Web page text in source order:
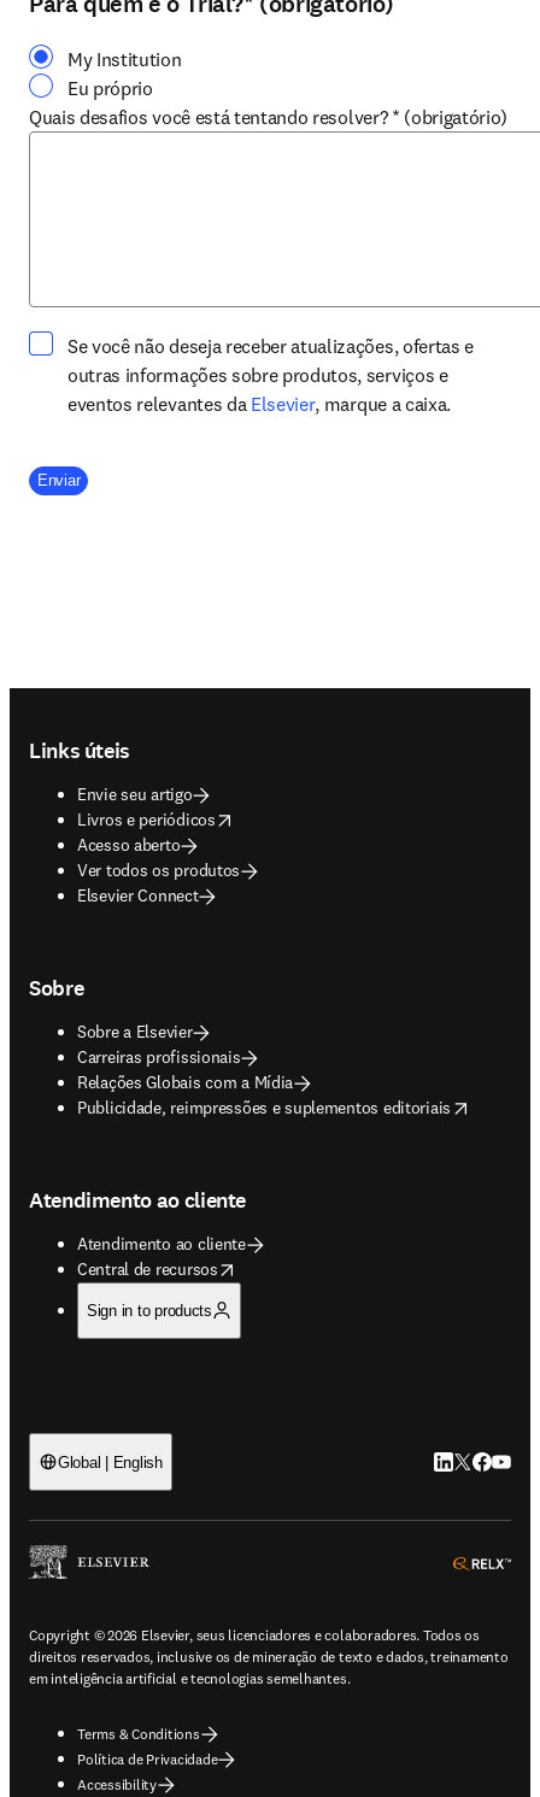
My Institution
Eu próprio
Quais desafios você está tentando resolver? * (obrigatório)
Se você não deseja receber atualizações, ofertas e
outras informações sobre produtos, serviços e
eventos relevantes da Elsevieropens in new tab/window
, marque a caixa.
Company Division
Enviar
Links úteis
Envie seu artigo
Livros e periódicos
opens in new tab/window
Acesso aberto
Ver todos os produtos
Elsevier Connect
Sobre
Sobre a Elsevier
Carreiras profissionais
Relações Globais com a Mídia
Publicidade, reimpressões e suplementos editoriais
opens in new tab/window
Atendimento ao cliente
Atendimento ao cliente
Central de recursos
opens in new tab/window
Sign in to products
Global | English LinkedIn abre
Twitter
Copyright © 2026 Elsevier, seus licenciadores e colaboradores. Todos os
direitos reservados, inclusive os de mineração de texto e dados, treinamento
em inteligência artificial e tecnologias semelhantes.
Terms & Conditions
Política de Privacidade
Accessibility